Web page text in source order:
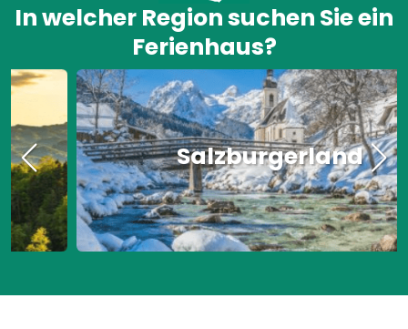
In welcher Region suchen Sie ein
Ferienhaus?
Salzburgerland